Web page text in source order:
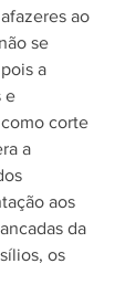
ao
se
a
e
corte
a
aos
da
os